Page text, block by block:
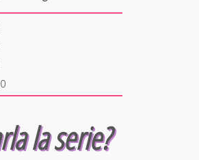
la serie?